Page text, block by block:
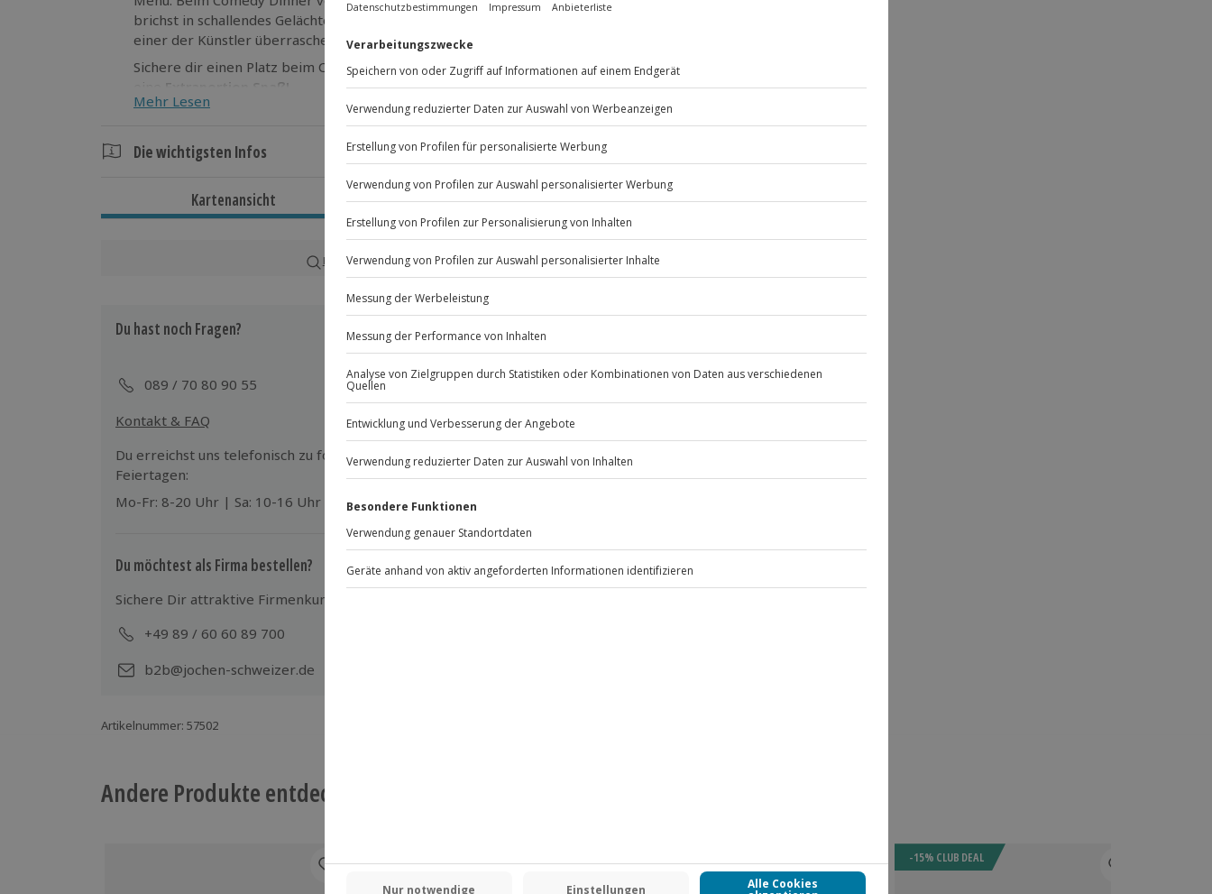
brichst in schallendes Gelächter aus. Und wer weiß? Vielleicht spricht dich
einer der Künstler überraschend an und macht dich zum Teil der Show!
Sichere dir einen Platz beim Comedy Dinner in Leverkusen und gönn dir
eine Extraportion Spaß!
Mehr Lesen
Die wichtigsten Infos
Ca. 3 Stunden
Von September bis Juni zu bestimmten Terminen verfügbar.
Teilnahmebedingungen
Teilnahme für Personen mit Handicap nach Absprache mit dem
Veranstalter möglich
Gruppengröße: 4-20 Personen
Spezifische Gerichte (vegetarisch, vegan) auf Anfrage möglich
Kleiderordnung: dem Anlass entsprechend
Kartenansicht Listenansicht
© OpenStreetMaps
Karte in Großansicht
Du hast noch Fragen?
089 / 70 80 90 55
Kontakt & FAQ
Jochen SchweizerGmbH
81671 München
Du erreichst uns telefonisch zu folgenden Zeiten, außer an bundesweiten
Feiertagen:
Mo-Fr: 8-20 Uhr | Sa: 10-16 Uhr
Du möchtest als Firma bestellen?
Sichere Dir attraktive Firmenkunden Vorteile.
+49 89 / 60 60 89 700
b2b@jochen-schweizer.de
Artikelnummer: 57502
Andere Produkte entdecken
-15% CLUB DEAL